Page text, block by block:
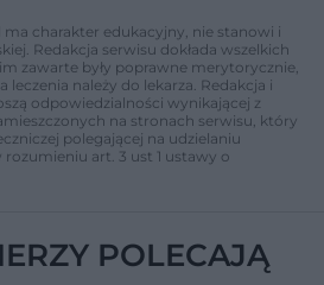
charakter edukacyjny, nie stanowi i
Redakcja serwisu dokłada wszelkich
zawarte były poprawne merytorycznie,
leczenia należy do lekarza. Redakcja i
odpowiedzialności wynikającej z
na stronach serwisu, który
polegającej na udzielaniu
art. 3 ust 1 ustawy o
POLECAJĄ